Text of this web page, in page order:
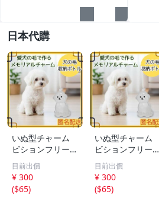
日本代購
いぬ型チャーム
ビションフリーゼ
アクセサリー キ
ーホルダー ペア
思い出
目前出價
¥ 300
($65)
いぬ型チャーム
ビションフリーゼ
アクセサリー キ
ーホルダー ペア
思い出
目前出價
¥ 300
($65)